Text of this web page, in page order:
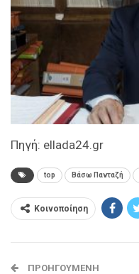
Πηγή: ellada24.gr
top Βάσω Πανταζή
Κοινοποίηση
ΠΡΟΗΓΟΎΜΕΝΗ